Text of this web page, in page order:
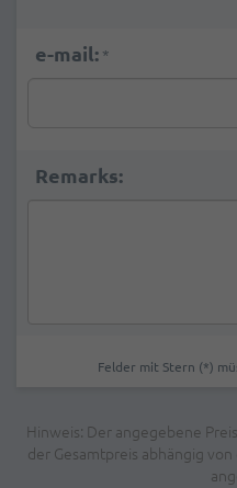
e-mail: *
Remarks:
Felder mit Stern (*)
Hinweis: Der angegebene
der Gesamtpreis abhängig